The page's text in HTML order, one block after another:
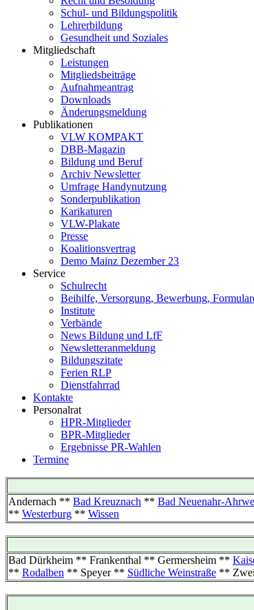
Schul- und Bildungspolitik
Lehrerbildung
Gesundheit und Soziales
Mitgliedschaft
Leistungen
Mitgliedsbeiträge
Aufnahmeantrag
Downloads
Änderungsmeldung
Publikationen
VLW KOMPAKT
DBB-Magazin
Bildung und Beruf
Archiv Newsletter
Umfrage Handynutzung
Sonderpublikation
Karikaturen
VLW-Plakate
Presse
Koalitionsvertrag
Demo Mainz Dezember 23
Service
Schulrecht
Beihilfe, Versorgung, Bewerbung,
Institute
Verbände
News Bildung und LfF
Newsletteranmeldung
Bildungszitate
Ferien RLP
Dienstfahrrad
Kontakte
Personalrat
HPR-Mitglieder
BPR-Mitglieder
Ergebnisse PR-Wahlen
Termine
Andernach ** Bad Kreuznach ** Bad Neuenahr-
** Westerburg ** Wissen
Bad Dürkheim ** Frankenthal ** Germersheim **
** Rodalben ** Speyer ** Südliche Weinstraße **